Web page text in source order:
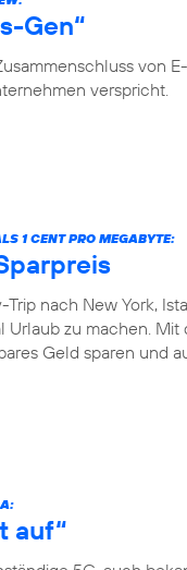
Gen“
von
verspricht.
1 CENT PRO MEGABYTE:
nach New York,
zu machen. Mit
Geld sparen und
auf“